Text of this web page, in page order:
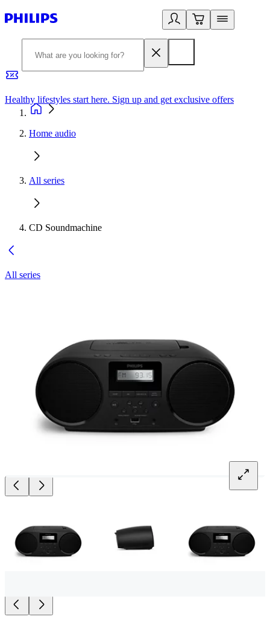
Healthy lifestyles start here. Sign up and get exclusive offers
Home audio
All series
CD Soundmachine
All series